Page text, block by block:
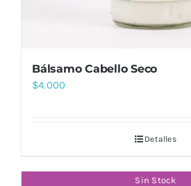
Bálsamo Cabello Seco
$4.000
Detalles
Sin Stock